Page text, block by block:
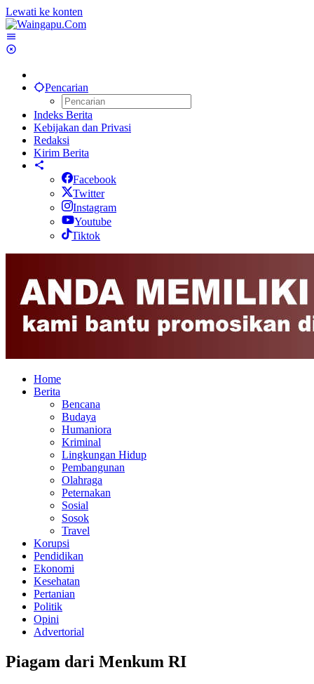
Lewati ke konten
Pencarian
Indeks Berita
Kebijakan dan Privasi
Redaksi
Kirim Berita
Facebook
Twitter
Instagram
Youtube
Tiktok
Home
Berita
Bencana
Budaya
Humaniora
Kriminal
Lingkungan Hidup
Pembangunan
Olahraga
Peternakan
Sosial
Sosok
Travel
Korupsi
Pendidikan
Ekonomi
Kesehatan
Pertanian
Politik
Opini
Advertorial
Piagam dari Menkum RI